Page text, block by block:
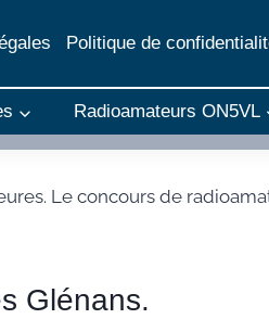
Politique de
Radioamateurs ON5VL
Le concours de
Glénans.